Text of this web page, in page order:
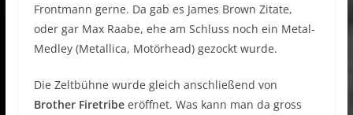
Frontmann gerne. Da gab es James Brown Zitate,
oder gar Max Raabe, ehe am Schluss noch ein Metal-
Medley (Metallica, Motörhead) gezockt wurde.
Die Zeltbühne wurde gleich anschließend von
Brother Firetribeeröffnet. Was kann man da gross